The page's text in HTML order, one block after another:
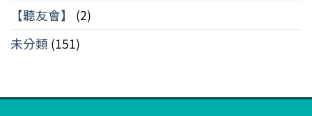
【聽友會】
(2)
未分類 (151)